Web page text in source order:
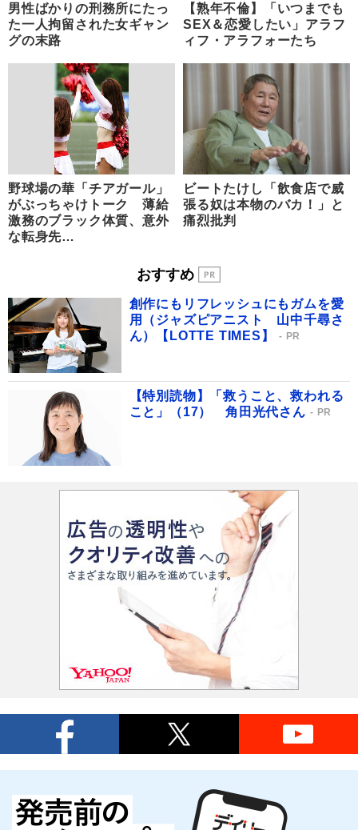
男性ばかりの刑務所にたっ
た一人拘留された女ギャン
グの末路
【熟年不倫】「いつまでも
SEX＆恋愛したい」アラフ
ィフ・アラフォーたち
野球場の華「チアガール」
がぶっちゃけトーク 薄給
激務のブラック体質、意外
な転身先…
ビートたけし「飲食店で威
張る奴は本物のバカ！」と
痛烈批判
おすすめ
創作にもリフレッシュにもガムを愛
用（ジャズピアニスト 山中千尋さ
ん）【LOTTE TIMES】
PR
【特別読物】「救うこと、救われる
こと」（17） 角田光代さん
PR